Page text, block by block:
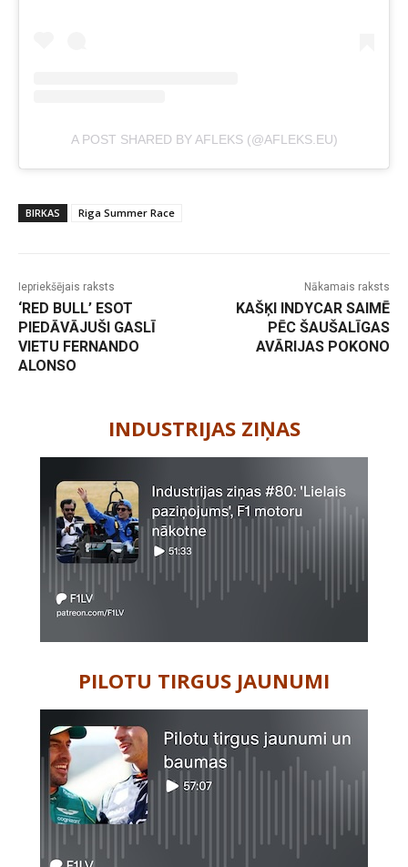
A POST SHARED BY AFLEKS (@AFLEKS.EU)
BIRKAS Riga Summer Race
Iepriekšējais raksts
‘RED BULL’ ESOT
PIEDĀVĀJUŠI GASLĪ
VIETU FERNANDO
ALONSO
Nākamais raksts
KAŠĶI INDYCAR SAIMĒ
PĒC ŠAUŠALĪGAS
AVĀRIJAS POKONO
INDUSTRIJAS ZIŅAS
PILOTU TIRGUS JAUNUMI